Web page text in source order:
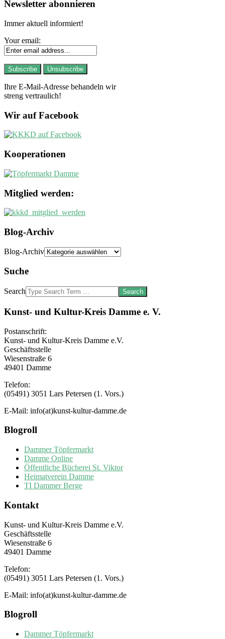
Newsletter abonnieren
Immer aktuell informiert!
Your email:
Ihre E-Mail-Adresse behandeln wir
streng vertraulich!
Wir auf Facebook
Kooperationen
Mitglied werden:
Blog-Archiv
Blog-Archiv
Suche
Search
Kunst- und Kultur-Kreis Damme e. V.
Postanschrift:
Kunst- und Kultur-Kreis Damme e.V.
Geschäftsstelle
Wiesenstraße 6
49401 Damme
Telefon:
(05491) 3051 Lars Petersen (1. Vors.)
E-Mail: info(at)kunst-kultur-damme.de
Blogroll
Dammer Töpfermarkt
Damme Online
Öffentliche Bücherei St. Viktor
Heimatverein Damme
TI Dammer Berge
Kontakt
Kunst- und Kultur-Kreis Damme e.V.
Geschäftsstelle
Wiesenstraße 6
49401 Damme
Telefon:
(05491) 3051 Lars Petersen (1. Vors.)
E-Mail: info(at)kunst-kultur-damme.de
Blogroll
Dammer Töpfermarkt